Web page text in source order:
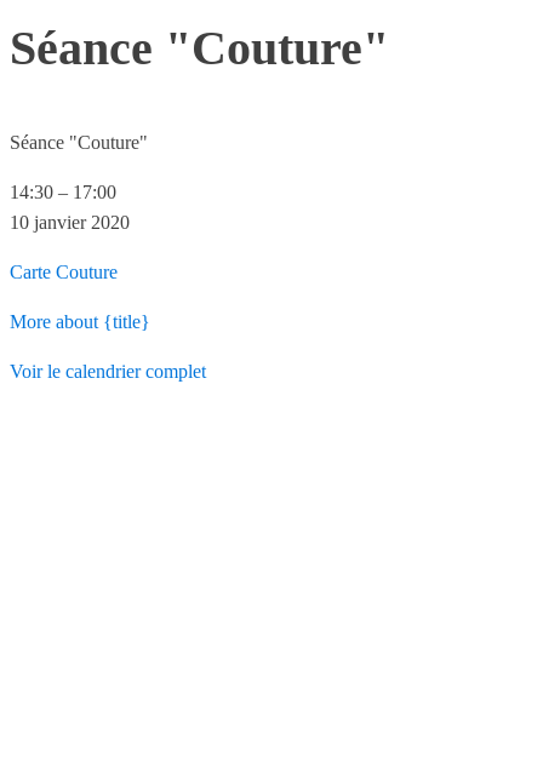
Séance "Couture"
Séance "Couture"
14:30 – 17:00
10 janvier 2020
Carte Couture
More about {title}
Voir le calendrier complet